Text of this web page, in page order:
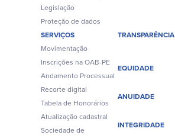
Legislação
Proteção de dados
SERVIÇOS
Movimentação
Inscrições na OAB-PE
Andamento Processual
Recorte digital
Tabela de Honorários
Atualização cadastral
Sociedade de
TRANSPARÊNCIA
EQUIDADE
ANUIDADE
INTEGRIDADE